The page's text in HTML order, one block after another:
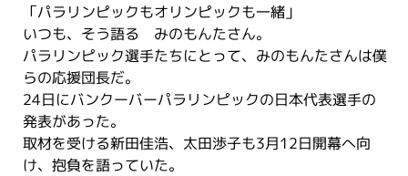
「パラリンピックもオリンピックも一緒」
いつも、そう語る みのもんたさん。
パラリンピック選手たちにとって、みのもんたさんは僕
らの応援団長だ。
24日にバンクーバーパラリンピックの日本代表選手の
発表があった。
取材を受ける新田佳浩、太田渉子も3月12日開幕へ向
け、抱負を語っていた。